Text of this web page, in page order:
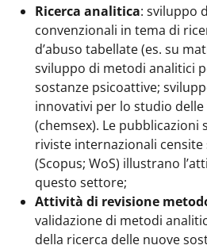
Ricerca analitica: sviluppo
convenzionali in tema di
d’abuso tabellate (es. su
sviluppo di metodi analitici
sostanze psicoattive;
innovativi per lo studio
(chemsex). Le pubblicazioni
riviste internazionali censite
(Scopus; WoS) illustrano
questo settore;
Attività di revisione
validazione di metodi
della ricerca delle nuove